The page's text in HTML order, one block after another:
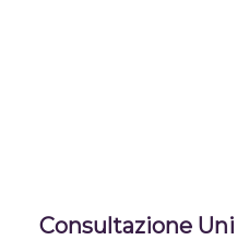
Consultazione Uni